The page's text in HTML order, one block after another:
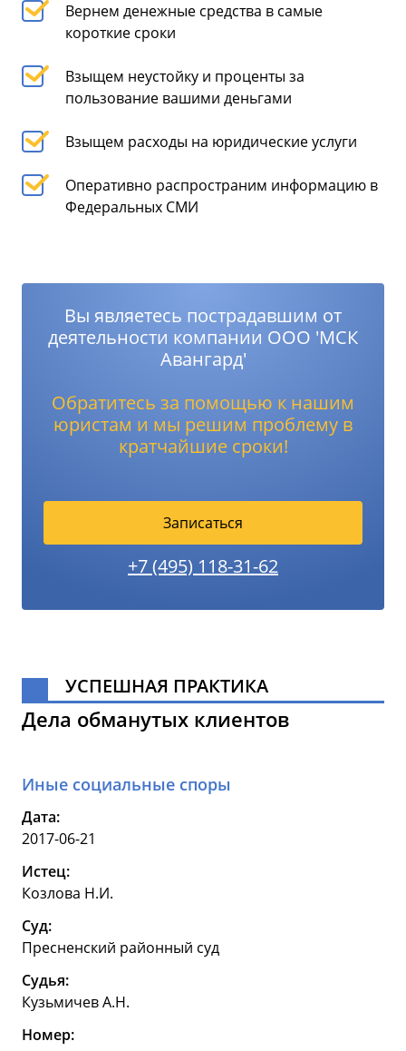
Вернем денежные средства в самые
короткие сроки
Взыщем неустойку и проценты за
пользование вашими деньгами
Взыщем расходы на юридические услуги
Оперативно распространим информацию в
Федеральных СМИ
Вы являетесь пострадавшим от
деятельности компании ООО 'МСК
Авангард'
Обратитесь за помощью к нашим
юристам и мы решим проблему в
кратчайшие сроки!
Записаться
+7 (495) 118-31-62
УСПЕШНАЯ ПРАКТИКА
Дела обманутых клиентов
Иные социальные споры
Дата:
2017-06-21
Истец:
Козлова Н.И.
Суд:
Пресненский районный суд
Судья:
Кузьмичев А.Н.
Номер: